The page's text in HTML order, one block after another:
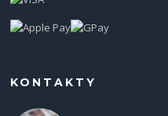
KONTAKTY